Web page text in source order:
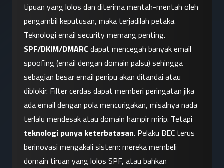
tipuan yang lolos dan diterima mentah-mentah oleh
pengambil keputusan, maka terjadilah petaka.
SPF/DKIM/DMARC dapat mencegah banyak email
spoofing (email dengan domain palsu) sehingga
sebagian besar email penipu akan ditandai atau
diblokir. Filter cerdas dapat memberi peringatan jika
ada email dengan pola mencurigakan, misalnya nada
teknologi punya keterbatasan. Pelaku BEC terus
berinovasi mengakali sistem: mereka membeli
domain tiruan yang lolos SPF, atau bahkan